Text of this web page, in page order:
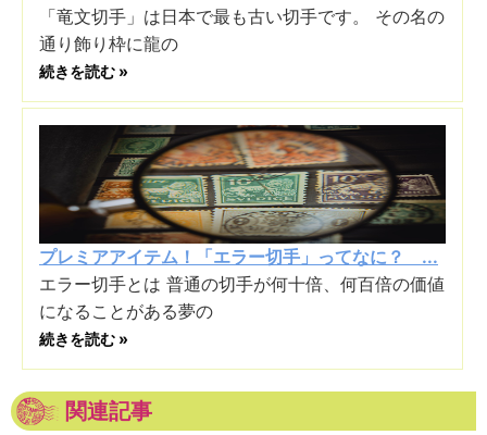
「竜文切手」は日本で最も古い切手です。 その名の
通り飾り枠に龍の
続きを読む »
プレミアアイテム！「エラー切手」ってなに？ ...
エラー切手とは 普通の切手が何十倍、何百倍の価値
になることがある夢の
続きを読む »
関連記事